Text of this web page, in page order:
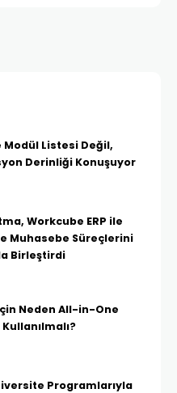
Modül Listesi Değil,
Derinliği Konuşuyor
Workcube ERP ile
Muhasebe Süreçlerini
Birleştirdi
Neden All-in-One
Programlarıyla